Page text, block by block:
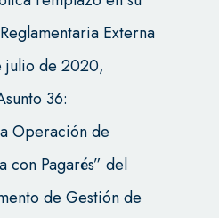
Externa
julio de 2020,
36:
Operación de
con Pagarés” del
de Gestión de